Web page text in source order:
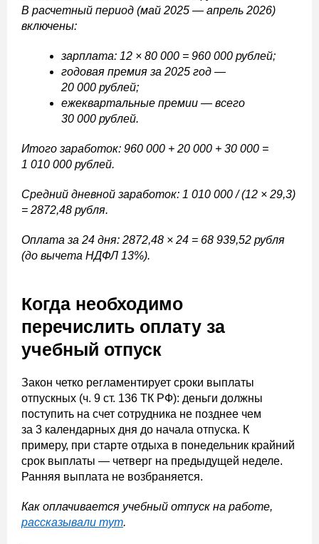
В расчетный период (май 2025 — апрель 2026)
включены:
зарплата: 12 × 80 000 = 960 000 рублей;
годовая премия за 2025 год —
20 000 рублей;
ежеквартальные премии — всего
30 000 рублей.
Итого заработок: 960 000 + 20 000 + 30 000 =
1 010 000 рублей.
Средний дневной заработок: 1 010 000 / (12 × 29,3)
= 2872,48 рубля.
Оплата за 24 дня: 2872,48 × 24 = 68 939,52 рубля
(до вычета НДФЛ 13%).
Когда необходимо
перечислить оплату за
учебный отпуск
Закон четко регламентирует сроки выплаты
отпускных (ч. 9 ст. 136 ТК РФ): деньги должны
поступить на счет сотрудника не позднее чем
за 3 календарных дня до начала отпуска. К
примеру, при старте отдыха в понедельник крайний
срок выплаты — четверг на предыдущей неделе.
Ранняя выплата не возбраняется.
Как оплачивается учебный отпуск на работе,
рассказывали тут.